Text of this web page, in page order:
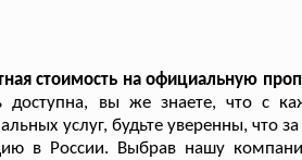
стоимость на официальную
вы же знаете, что с
услуг, будьте уверенны, что
в России. Выбрав нашу